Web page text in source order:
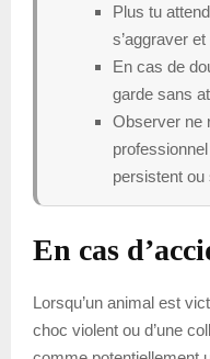
Plus tu
s’aggraver
En cas de
garde sans
Observer ne
persistent ou
En cas
Lorsqu’un animal est
choc violent ou d’une